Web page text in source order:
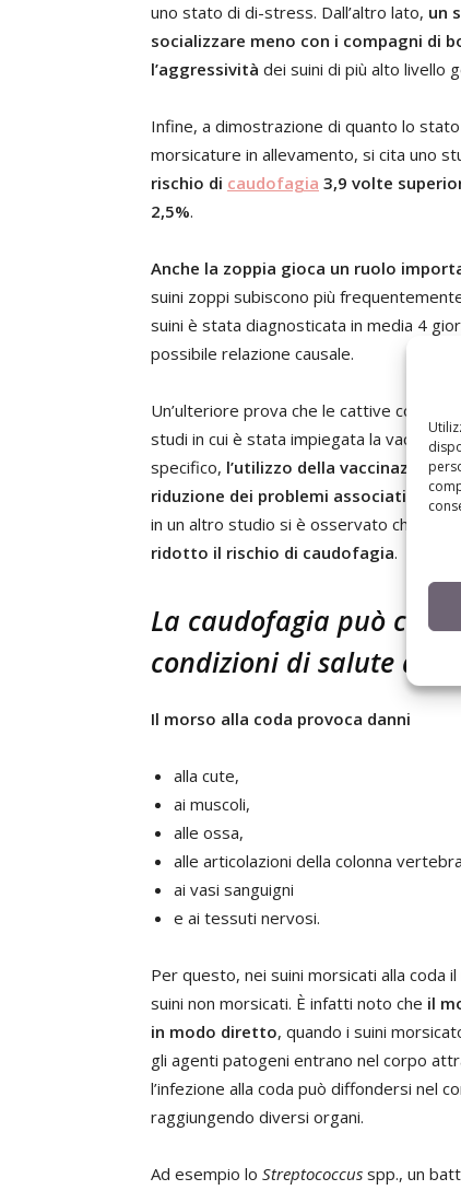
uno stato di di-stress. Dall’altro lato, un
socializzare meno con i compagni di
l’aggressività dei suini di più alto livello
Infine, a dimostrazione di quanto lo
morsicature in allevamento, si cita uno
rischio di caudofagia 3,9 volte
2,5%.
Anche la zoppia gioca un ruolo
suini zoppi subiscono più
suini è stata diagnosticata in media 4
possibile relazione causale.
Un’ulteriore prova che le cattive
studi in cui è stata impiegata la
specifico, l’utilizzo della vaccinazione
riduzione dei problemi associati al
in un altro studio si è osservato che la
ridotto il rischio di caudofagia.
La caudofagia può
condizioni di salute dei
Il morso alla coda provoca danni
alla cute,
ai muscoli,
alle ossa,
alle articolazioni della colonna
ai vasi sanguigni
e ai tessuti nervosi.
Per questo, nei suini morsicati alla
suini non morsicati. È infatti noto che il
in modo diretto, quando i suini
gli agenti patogeni entrano nel corpo
l’infezione alla coda può diffondersi nel
raggiungendo diversi organi.
Ad esempio lo Streptococcus spp., un